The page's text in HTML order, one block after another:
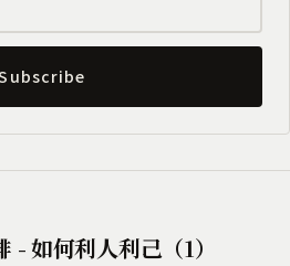
如何利人利己（1）